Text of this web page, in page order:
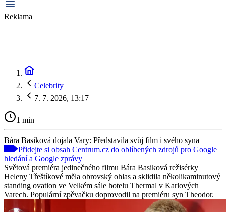
Reklama
Celebrity
7. 7. 2026, 13:17
1 min
Bára Basiková dojala Vary: Představila svůj film i svého syna
Přidejte si obsah Centrum.cz do oblíbených zdrojů pro Google
hledání a Google zprávy
Světová premiéra jedinečného filmu Bára Basiková režisérky
Heleny Třeštíkové měla obrovský ohlas a sklidila několikaminutový
standing ovation ve Velkém sále hotelu Thermal v Karlových
Varech. Populární zpěvačku doprovodil na premiéru syn Theodor.